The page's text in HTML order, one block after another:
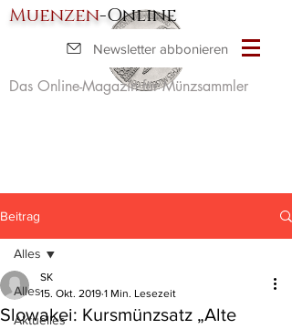
Muenzen-Online
Das Online-Magazin für Münzsammler
Newsletter abbonieren
Beitrag
Alles
Aktuelles
Alles
Slowakei: Kursmünzsatz „Alte
SK
15. Okt. 2019 1 Min. Lesezeit